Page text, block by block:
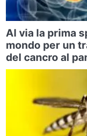
Al via la prima
mondo per un
del cancro al